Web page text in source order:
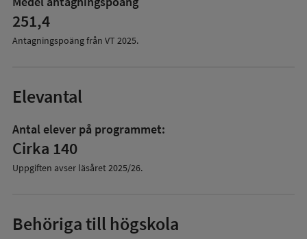
251,4
Antagningspoäng från VT 2025.
Elevantal
Antal elever på programmet:
Cirka 140
Uppgiften avser läsåret2025/26.
Behöriga till högskola